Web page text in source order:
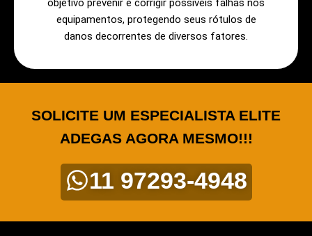
objetivo prevenir e corrigir possíveis falhas nos
equipamentos, protegendo seus rótulos de
danos decorrentes de diversos fatores.
SOLICITE UM ESPECIALISTA ELITE
ADEGAS AGORA MESMO!!!
11 97293-4948